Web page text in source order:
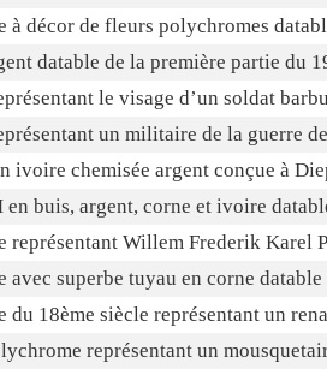
à décor de fleurs polychromes
datable de la première partie du
le visage d’un soldat
un militaire de la guerre
ivoire chemisée argent conçue à
buis, argent, corne et ivoire
représentant Willem Frederik Karel
avec superbe tuyau en corne
du 18ème siècle représentant un
représentant un